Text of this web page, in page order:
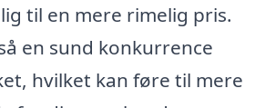
til en mere rimelig pris.
en sund konkurrence
hvilket kan føre til mere